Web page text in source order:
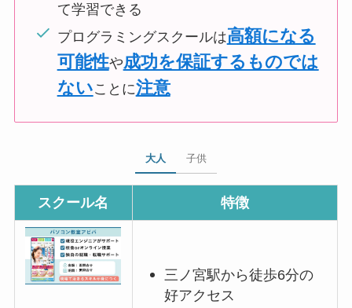
て学習できる
プログラミングスクールは高額になる
可能性や成功を保証するものでは
ないことに注意
大人 子供
スクール名 特徴
三ノ宮駅から徒歩6分の
好アクセス